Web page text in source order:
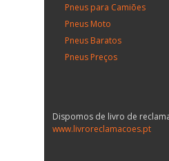
Pneus para Camiões
Pneus Moto
Pneus Baratos
Pneus Preços
Dispomos de livro de
www.livroreclamacoes.pt